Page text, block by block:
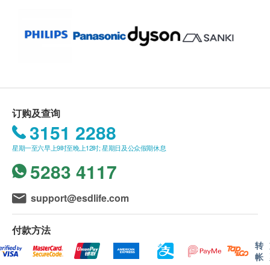
士甸山道, 沙田觀音花園)
額外附加費：如送貨地點需上樓梯（包括住宅外樓梯）
每層（由地面往上多於4級，至14級作一層計算）將收
取附加費：$60/層
指定產品樓梯費用:
300公升以上雪櫃 $100/層
2匹冷氣機以上 $100/層
如送貨地點需入村屋而車輛無法直達（需徒步入村）將
收取額外附加費(現場報價)
送貨安排：
商品會於訂單確認付款後 3-6 個工作天內送出，送貨時
订购及查询
3151 2288
星期一至六早上9时至晚上12时; 星期日及公众假期休息
5283 4117
support@esdlife.com
付款方法
转
帐